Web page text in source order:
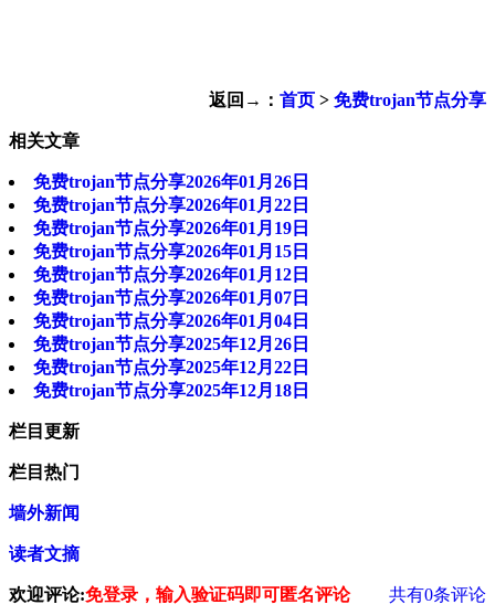
返回→： 首页 > 免费trojan节点分享
相关文章
免费trojan节点分享2026年01月26日
免费trojan节点分享2026年01月22日
免费trojan节点分享2026年01月19日
免费trojan节点分享2026年01月15日
免费trojan节点分享2026年01月12日
免费trojan节点分享2026年01月07日
免费trojan节点分享2026年01月04日
免费trojan节点分享2025年12月26日
免费trojan节点分享2025年12月22日
免费trojan节点分享2025年12月18日
栏目更新
栏目热门
墙外新闻
读者文摘
欢迎评论:免登录，输入验证码即可匿名评论 共有0条评论